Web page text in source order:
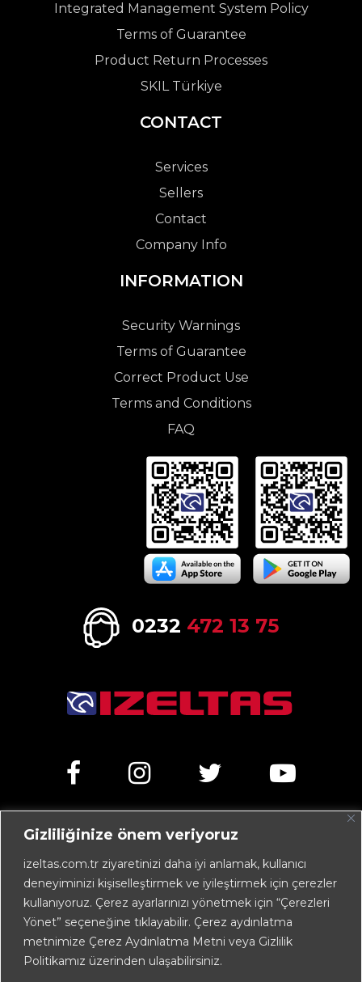
Gizliliğinize önem veriyoruz
izeltas.com.tr ziyaretinizi daha iyi anlamak, kullanıcı
deneyiminizi kişiselleştirmek ve iyileştirmek için çerezler
kullanıyoruz. Çerez ayarlarınızı yönetmek için “Çerezleri
Yönet” seçeneğine tıklayabilir. Çerez aydınlatma
metnimize Çerez Aydınlatma Metni veya Gizlilik
Politikamız üzerinden ulaşabilirsiniz.
Integrated Management System Policy
Terms of Guarantee
Product Return Processes
SKIL Türkiye
CONTACT
Services
Sellers
Contact
Company Info
INFORMATION
Security Warnings
Terms of Guarantee
Correct Product Use
Terms and Conditions
FAQ
0232 472 13 75
TÜRKİYE
+90 232 472 13 75 (pbx)
+90 232 472 13 78
info@izeltas.com.tr